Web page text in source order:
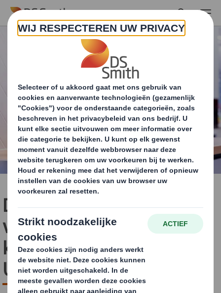
Skip to main content
DS Smith en Coca-Cola
vervangen plastic door
kartonnen "DS Smith Lift
Up" innovatie